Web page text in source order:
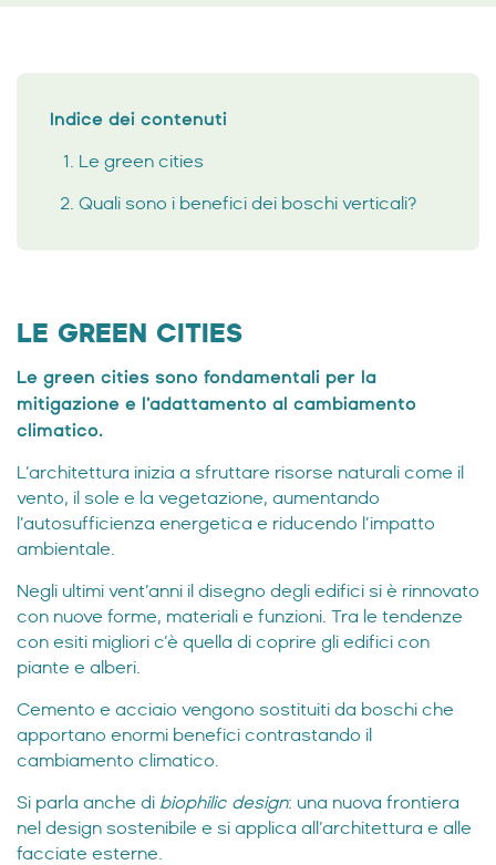
Indice dei contenuti
Le green cities
Quali sono i benefici dei boschi verticali?
LE GREEN CITIES
Le green cities sono fondamentali per la
mitigazione e l’adattamento al cambiamento
climatico.
L’architettura inizia a sfruttare risorse naturali come il
vento, il sole e la vegetazione, aumentando
l’autosufficienza energetica e riducendo l’impatto
ambientale.
Negli ultimi vent’anni il disegno degli edifici si è rinnovato
con nuove forme, materiali e funzioni. Tra le tendenze
con esiti migliori c’è quella di coprire gli edifici con
piante e alberi.
Cemento e acciaio vengono sostituiti da boschi che
apportano enormi benefici contrastando il
cambiamento climatico.
Si parla anche di biophilic design: una nuova frontiera
nel design sostenibile e si applica all’architettura e alle
facciate esterne.